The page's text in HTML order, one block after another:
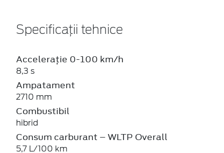
Specificații tehnice
Accelerație 0-100 km/h
8,3 s
Ampatament
2710 mm
Combustibil
hibrid
Consum carburant – WLTP Overall
5,7 L/100 km